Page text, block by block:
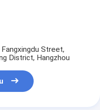
Street,
District, Hangzhou